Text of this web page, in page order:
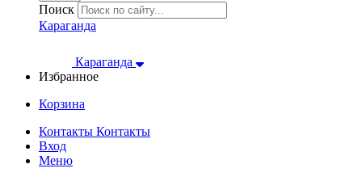
Поиск
Караганда
Караганда
Избранное
Корзина
Контакты Контакты
Вход
Меню